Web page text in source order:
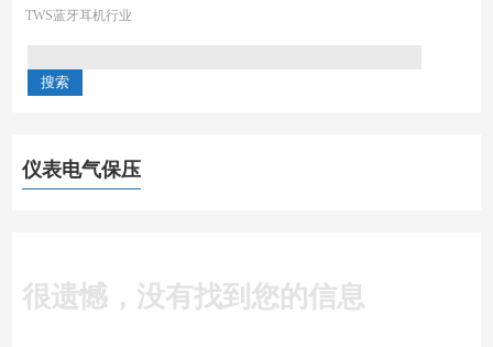
TWS蓝牙耳机行业
仪表电气保压
很遗憾，没有找到您的信息